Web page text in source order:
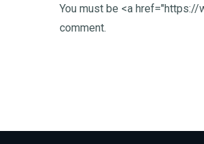
You must be <a href="https://
comment.